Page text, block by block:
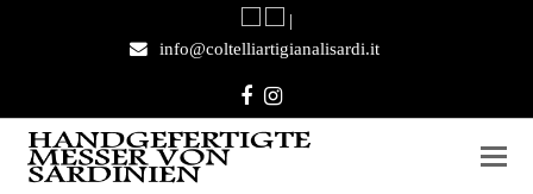
|
info@coltelliartigianalisardi.it
Facebook
Instagram